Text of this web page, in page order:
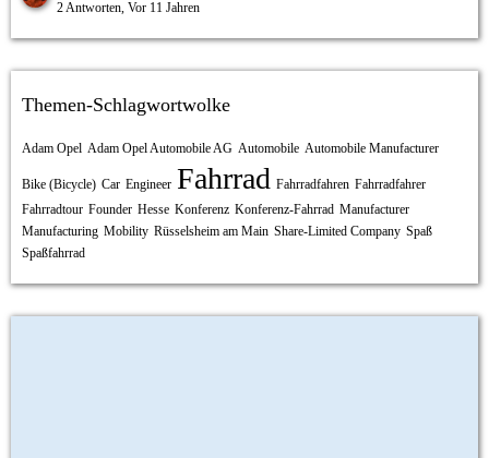
2 Antworten, Vor 11 Jahren
Themen-Schlagwortwolke
Adam Opel Adam Opel Automobile AG Automobile Automobile Manufacturer
Bike (Bicycle) Car Engineer Fahrrad Fahrradfahren Fahrradfahrer
Fahrradtour Founder Hesse Konferenz Konferenz-Fahrrad Manufacturer
Manufacturing Mobility Rüsselsheim am Main Share-Limited Company Spaß
Spaßfahrrad